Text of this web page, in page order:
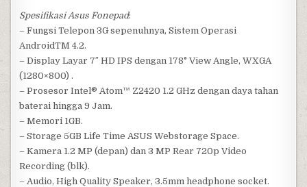
Spesifikasi Asus Fonepad:
– Fungsi Telepon 3G sepenuhnya, Sistem Operasi
AndroidTM 4.2.
– Display Layar 7″ HD IPS dengan 178° View Angle, WXGA
(1280×800) .
– Prosesor Intel® Atom™ Z2420 1.2 GHz dengan daya tahan
baterai hingga 9 Jam.
– Memori 1GB.
– Storage 5GB Life Time ASUS Webstorage Space.
– Kamera 1.2 MP (depan) dan 3 MP Rear 720p Video
Recording (blk).
– Audio, High Quality Speaker, 3.5mm headphone socket.